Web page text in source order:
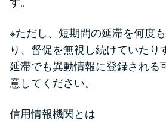
※ただし、短期間の延滞を何度
り、督促を無視し続けていたり
延滞でも異動情報に登録される
意してください。
信用情報機関とは